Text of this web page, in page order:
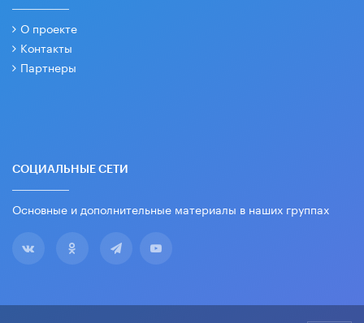
О проекте
Контакты
Партнеры
СОЦИАЛЬНЫЕ СЕТИ
Основные и дополнительные материалы в наших группах